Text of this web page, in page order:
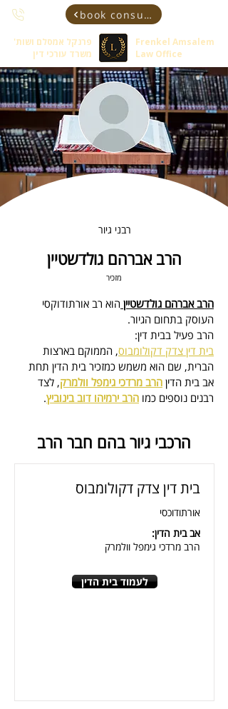
book consultant
פרנקל אמסלם ושות'
משרד עורכי דין
Frenkel Amsalem
Law Office
רבני גיור
הרב אברהם גולדשטיין
מזכיר
הרב אברהם גולדשטיין הוא רב אורתודוקסי
העוסק בתחום הגיור.
הרב פעיל בבית דין:
בית דין צדק דקולומבוס, הממוקם בארצות
הברית, שם הוא משמש כמזכיר בית הדין תחת
אב בית הדין הרב מרדכי גימפל וולמרק, לצד
רבנים נוספים כמו הרב ירמיהו דוב בינוביץ.
הרכבי גיור בהם חבר הרב
בית דין צדק דקולומבוס
אורתודוכסי
אב בית הדין:
הרב מרדכי גימפל וולמרק
לעמוד בית הדין